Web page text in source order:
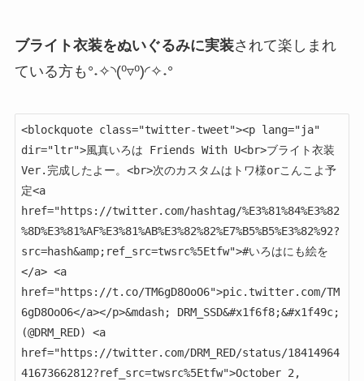
ブライト衣装をぬいぐるみに実装されて楽しまれ
ている方も°˖✧◝(⁰▿⁰)◜✧˖°
<blockquote class="twitter-tweet"><p lang="ja"
dir="ltr">風真いろは Friends With U<br>ブライト衣装
Ver.完成したよー。<br>次のカスタムはトワ様orこんこよ予
定<a
href="https://twitter.com/hashtag/%E3%81%84%E3%82
%8D%E3%81%AF%E3%81%AB%E3%82%82%E7%B5%B5%E3%82%92?
src=hash&amp;ref_src=twsrc%5Etfw">#いろはにも絵を
</a> <a
href="https://t.co/TM6gD8OoO6">pic.twitter.com/TM
6gD8OoO6</a></p>&mdash; DRM_SSD&#x1f6f8;&#x1f49c;
(@DRM_RED) <a
href="https://twitter.com/DRM_RED/status/18414964
41673662812?ref_src=twsrc%5Etfw">October 2,